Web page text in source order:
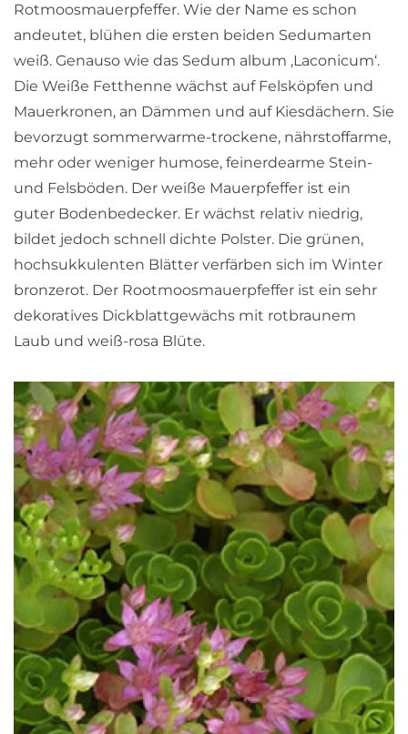
Rotmoosmauerpfeffer. Wie der Name es schon
andeutet, blühen die ersten beiden Sedumarten
weiß. Genauso wie das Sedum album ‚Laconicum‘.
Die Weiße Fetthenne wächst auf Felsköpfen und
Mauerkronen, an Dämmen und auf Kiesdächern. Sie
bevorzugt sommerwarme-trockene, nährstoffarme,
mehr oder weniger humose, feinerdearme Stein-
und Felsböden. Der weiße Mauerpfeffer ist ein
guter Bodenbedecker. Er wächst relativ niedrig,
bildet jedoch schnell dichte Polster. Die grünen,
hochsukkulenten Blätter verfärben sich im Winter
bronzerot. Der Rootmoosmauerpfeffer ist ein sehr
dekoratives Dickblattgewächs mit rotbraunem
Laub und weiß-rosa Blüte.